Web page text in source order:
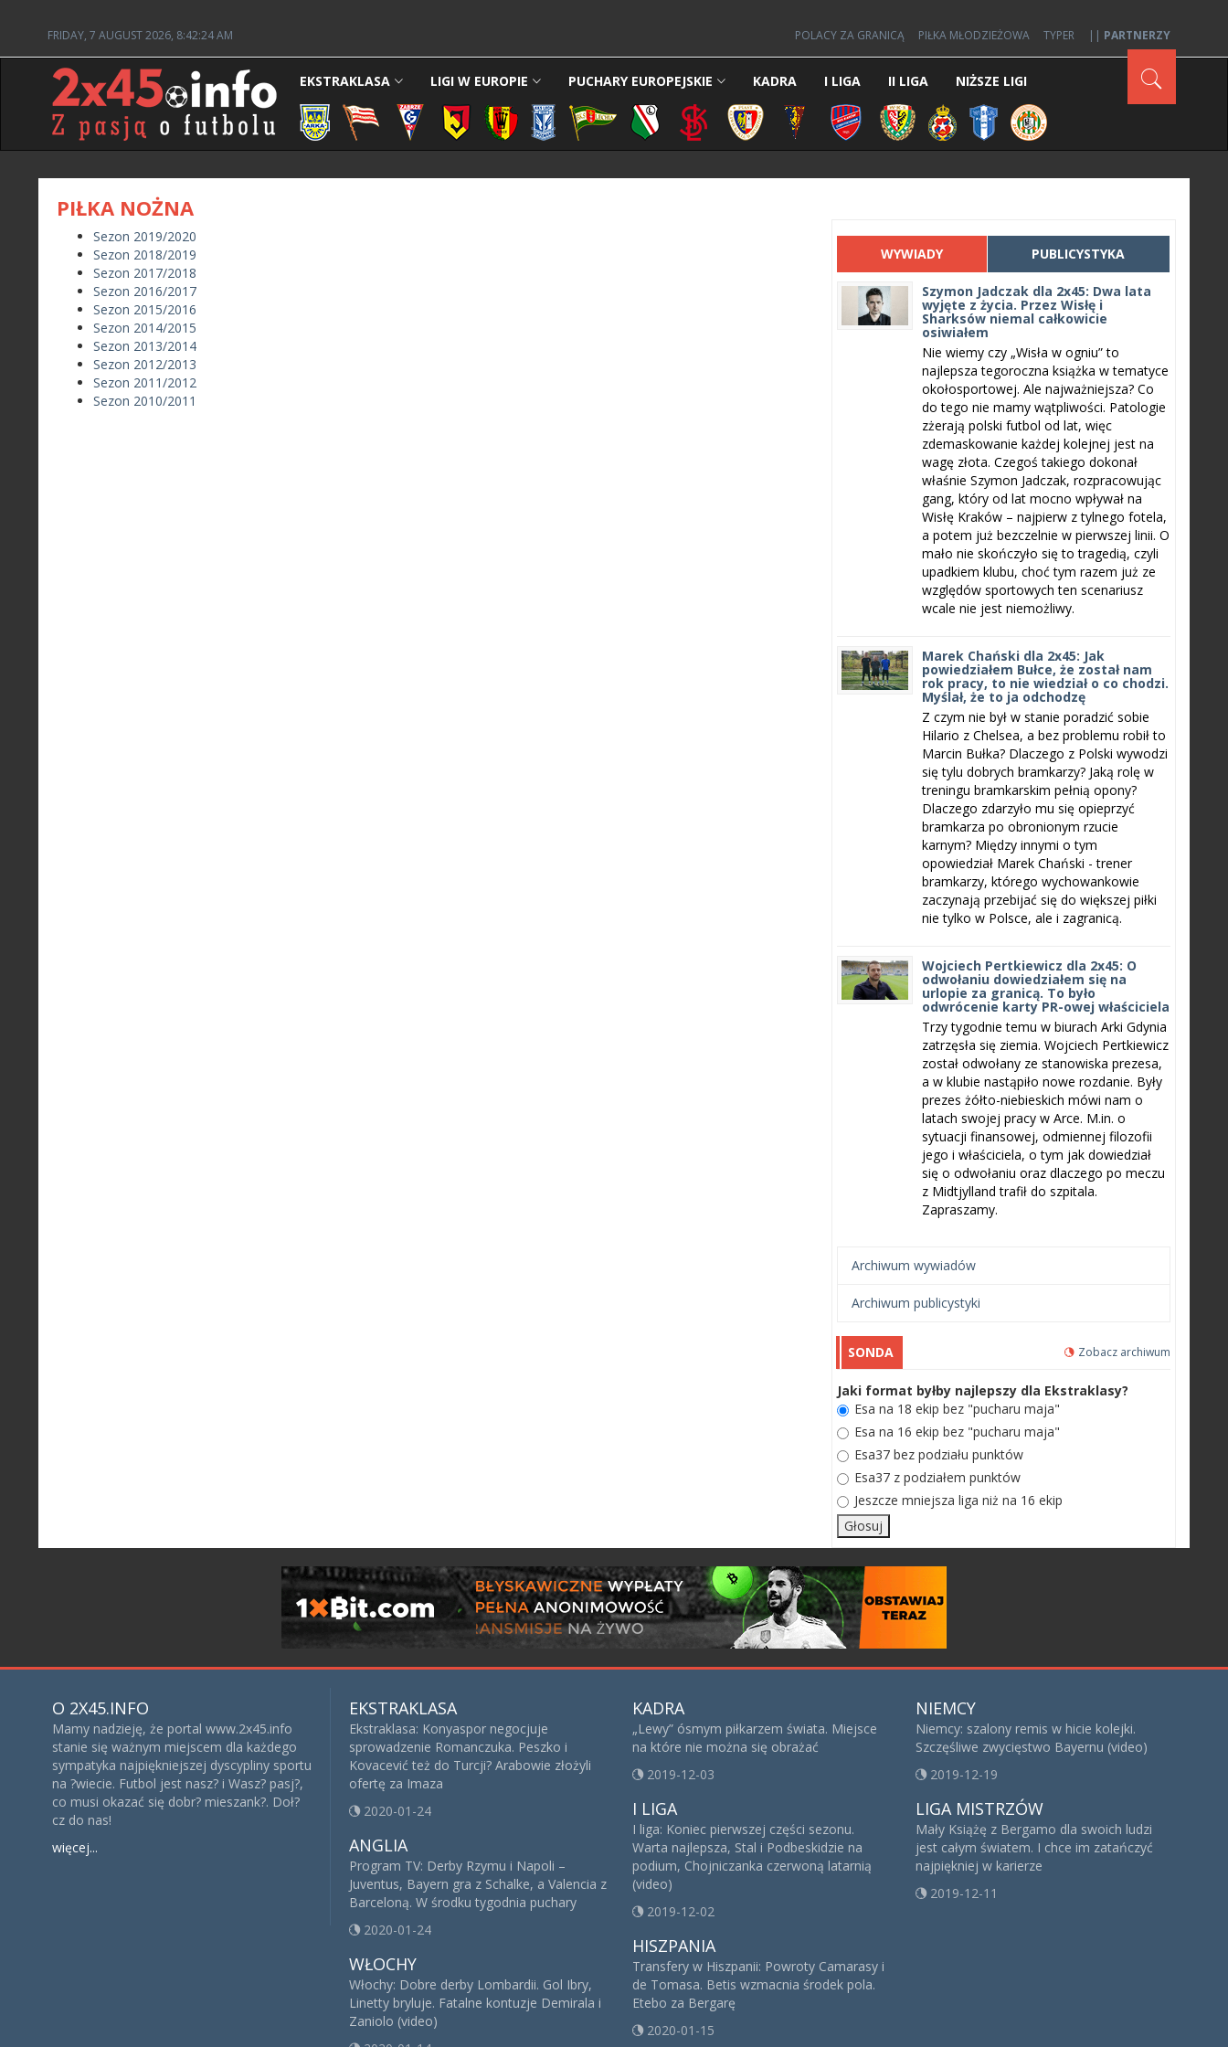
FRIDAY, 7 AUGUST 2026, 8:42:24 AM POLACY ZA GRANICĄ PIŁKA MŁODZIEŻOWA TYPER || PARTNERZY
EKSTRAKLASA LIGI W EUROPIE PUCHARY EUROPEJSKIE KADRA I LIGA II LIGA NIŻSZE LIGI
PIŁKA NOŻNA
Sezon 2019/2020
Sezon 2018/2019
Sezon 2017/2018
Sezon 2016/2017
Sezon 2015/2016
Sezon 2014/2015
Sezon 2013/2014
Sezon 2012/2013
Sezon 2011/2012
Sezon 2010/2011
WYWIADY PUBLICYSTYKA
Szymon Jadczak dla 2x45: Dwa lata
wyjęte z życia. Przez Wisłę i
Sharksów niemal całkowicie
osiwiałem
Nie wiemy czy „Wisła w ogniu” to
najlepsza tegoroczna książka w tematyce
okołosportowej. Ale najważniejsza? Co
do tego nie mamy wątpliwości. Patologie
zżerają polski futbol od lat, więc
zdemaskowanie każdej kolejnej jest na
wagę złota. Czegoś takiego dokonał
właśnie Szymon Jadczak, rozpracowując
gang, który od lat mocno wpływał na
Wisłę Kraków – najpierw z tylnego fotela,
a potem już bezczelnie w pierwszej linii. O
mało nie skończyło się to tragedią, czyli
upadkiem klubu, choć tym razem już ze
względów sportowych ten scenariusz
wcale nie jest niemożliwy.
Marek Chański dla 2x45: Jak
powiedziałem Bułce, że został nam
rok pracy, to nie wiedział o co chodzi.
Myślał, że to ja odchodzę
Z czym nie był w stanie poradzić sobie
Hilario z Chelsea, a bez problemu robił to
Marcin Bułka? Dlaczego z Polski wywodzi
się tylu dobrych bramkarzy? Jaką rolę w
treningu bramkarskim pełnią opony?
Dlaczego zdarzyło mu się opieprzyć
bramkarza po obronionym rzucie
karnym? Między innymi o tym
opowiedział Marek Chański - trener
bramkarzy, którego wychowankowie
zaczynają przebijać się do większej piłki
nie tylko w Polsce, ale i zagranicą.
Wojciech Pertkiewicz dla 2x45: O
odwołaniu dowiedziałem się na
urlopie za granicą. To było
odwrócenie karty PR-owej właściciela
Trzy tygodnie temu w biurach Arki Gdynia
zatrzęsła się ziemia. Wojciech Pertkiewicz
został odwołany ze stanowiska prezesa,
a w klubie nastąpiło nowe rozdanie. Były
prezes żółto-niebieskich mówi nam o
latach swojej pracy w Arce. M.in. o
sytuacji finansowej, odmiennej filozofii
jego i właściciela, o tym jak dowiedział
się o odwołaniu oraz dlaczego po meczu
z Midtjylland trafił do szpitala.
Zapraszamy.
Archiwum wywiadów
Archiwum publicystyki
SONDA Zobacz archiwum
Jaki format byłby najlepszy dla Ekstraklasy?
Esa na 18 ekip bez "pucharu maja"
Esa na 16 ekip bez "pucharu maja"
Esa37 bez podziału punktów
Esa37 z podziałem punktów
Jeszcze mniejsza liga niż na 16 ekip
O 2X45.INFO
Mamy nadzieję, że portal www.2x45.info
stanie się ważnym miejscem dla każdego
sympatyka najpiękniejszej dyscypliny sportu
na ?wiecie. Futbol jest nasz? i Wasz? pasj?,
co musi okazać się dobr? mieszank?. Doł?
cz do nas!
więcej...
EKSTRAKLASA
Ekstraklasa: Konyaspor negocjuje
sprowadzenie Romanczuka. Peszko i
Kovacević też do Turcji? Arabowie złożyli
ofertę za Imaza
2020-01-24
ANGLIA
Program TV: Derby Rzymu i Napoli –
Juventus, Bayern gra z Schalke, a Valencia z
Barceloną. W środku tygodnia puchary
2020-01-24
WŁOCHY
Włochy: Dobre derby Lombardii. Gol Ibry,
Linetty bryluje. Fatalne kontuzje Demirala i
Zaniolo (video)
KADRA
„Lewy” ósmym piłkarzem świata. Miejsce
na które nie można się obrażać
2019-12-03
I LIGA
I liga: Koniec pierwszej części sezonu.
Warta najlepsza, Stal i Podbeskidzie na
podium, Chojniczanka czerwoną latarnią
(video)
2019-12-02
HISZPANIA
Transfery w Hiszpanii: Powroty Camarasy i
de Tomasa. Betis wzmacnia środek pola.
Etebo za Bergarę
2020-01-15
NIEMCY
Niemcy: szalony remis w hicie kolejki.
Szczęśliwe zwycięstwo Bayernu (video)
2019-12-19
LIGA MISTRZÓW
Mały Książę z Bergamo dla swoich ludzi
jest całym światem. I chce im zatańczyć
najpiękniej w karierze
2019-12-11